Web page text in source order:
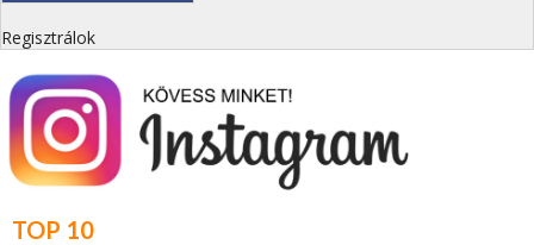
Regisztrálok
TOP 10